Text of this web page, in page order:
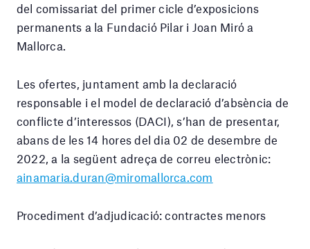
del comissariat del primer cicle d’exposicions
permanents a la Fundació Pilar i Joan Miró a
Mallorca.
Les ofertes, juntament amb la declaració
responsable i el model de declaració d’absència de
conflicte d’interessos (DACI), s’han de presentar,
abans de les 14 hores del dia 02 de desembre de
2022, a la següent adreça de correu electrònic:
ainamaria.duran@miromallorca.com
Procediment d’adjudicació: contractes menors